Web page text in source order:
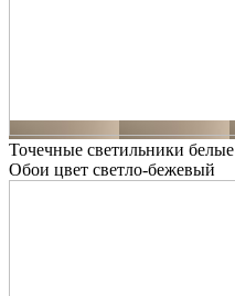
Точечные светильники белые
Обои цвет светло-бежевый